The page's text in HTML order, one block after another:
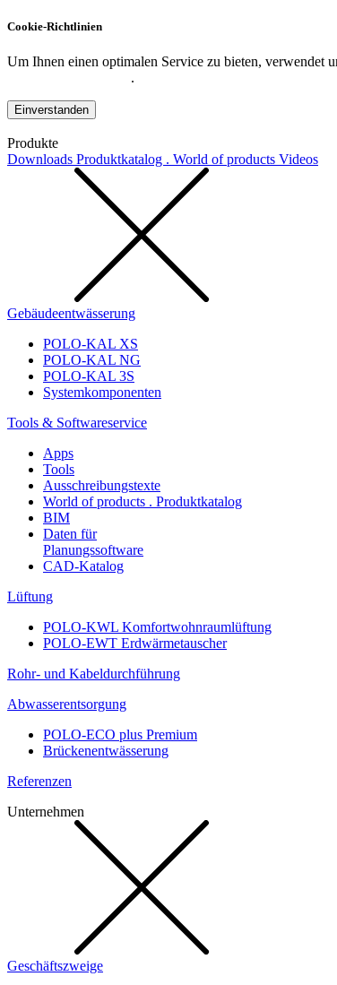
Cookie-Richtlinien
Um Ihnen einen optimalen Service zu bieten, verwendet
.
Einverstanden
Produkte
Downloads Produktkatalog . World of products Videos
Gebäudeentwässerung
POLO-KAL XS
POLO-KAL NG
POLO-KAL 3S
Systemkomponenten
Tools & Softwareservice
Apps
Tools
Ausschreibungstexte
World of products . Produktkatalog
BIM
Daten für
Planungssoftware
CAD-Katalog
Lüftung
POLO-KWL Komfortwohnraumlüftung
POLO-EWT Erdwärmetauscher
Rohr- und Kabeldurchführung
Abwasserentsorgung
POLO-ECO plus Premium
Brückenentwässerung
Referenzen
Unternehmen
Geschäftszweige